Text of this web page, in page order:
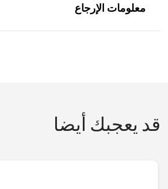
معلومات الإرجاع
قد يعجبك أيضا